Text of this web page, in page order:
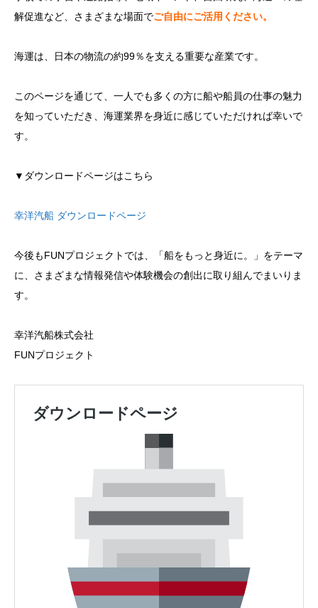
解促進など、さまざまな場面でご自由にご活用ください。
海運は、日本の物流の約99％を支える重要な産業です。
このページを通じて、一人でも多くの方に船や船員の仕事の魅力
を知っていただき、海運業界を身近に感じていただければ幸いで
す。
▼ダウンロードページはこちら
幸洋汽船 ダウンロードページ
今後もFUNプロジェクトでは、「船をもっと身近に。」をテーマ
に、さまざまな情報発信や体験機会の創出に取り組んでまいりま
す。
幸洋汽船株式会社
FUNプロジェクト